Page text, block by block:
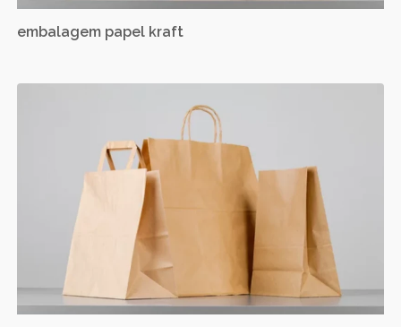
embalagem papel kraft